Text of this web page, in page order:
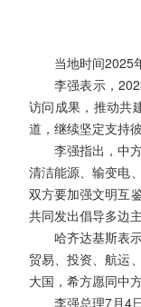
当地时间2025
李强表示，
访问成果，推动共
道，继续坚定支持
李强指出，中
清洁能源、输变电
双方要加强文明互
共同发出倡导多边
哈齐达基斯表
贸易、投资、航运
大国，希方愿同中
李强总理7月4